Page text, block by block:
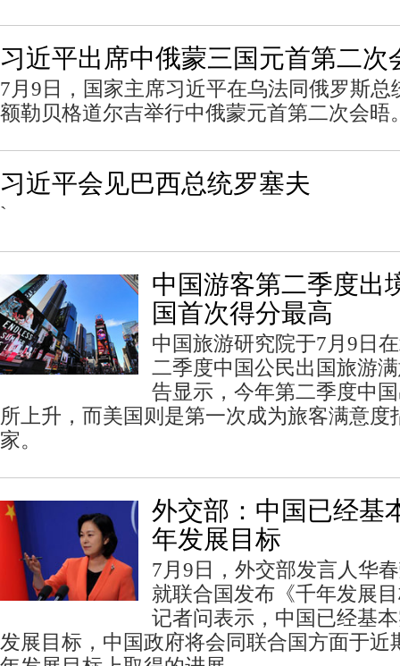
习近平出席中俄蒙三国元首第二次
7月9日，国家主席习近平在乌法同俄罗斯总
额勒贝格道尔吉举行中俄蒙元首第二次会晤
习近平会见巴西总统罗塞夫
`
中国游客第二季度出
国首次得分最高
中国旅游研究院于7月9日
二季度中国公民出国旅游
告显示，今年第二季度中
所上升，而美国则是第一次成为旅客满意度
家。
外交部：中国已经基
年发展目标
7月9日，外交部发言人华
就联合国发布《千年发展
记者问表示，中国已经基
发展目标，中国政府将会同联合国方面于近